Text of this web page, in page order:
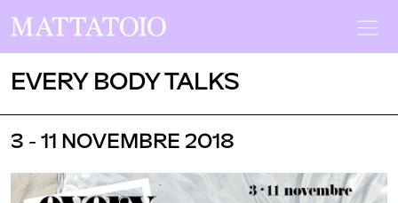
EVERY BODY TALKS
3 - 11 NOVEMBRE 2018